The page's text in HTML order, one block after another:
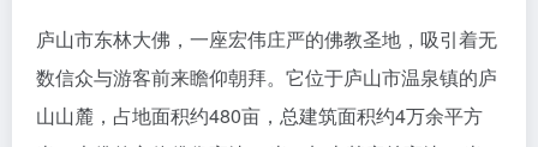
庐山市东林大佛，一座宏伟庄严的佛教圣地，吸引着无
数信众与游客前来瞻仰朝拜。它位于庐山市温泉镇的庐
山山麓，占地面积约480亩，总建筑面积约4万余平方